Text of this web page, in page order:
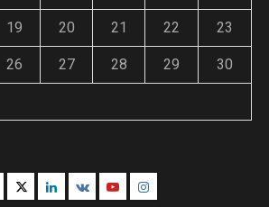
19 20 21 22 23
26 27 28 29 30
TwitterLinkedin
VK YoutubeInstagram